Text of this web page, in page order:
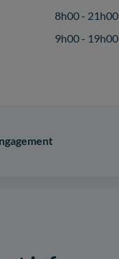
8h00 - 21h00
9h00 - 19h00